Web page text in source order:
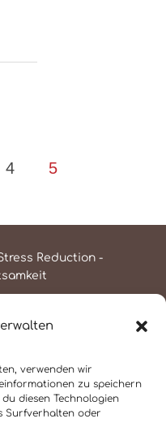
verwenden wir
zu speichern
diesen Technologien
Surfverhalten oder
4 5
Reduction -